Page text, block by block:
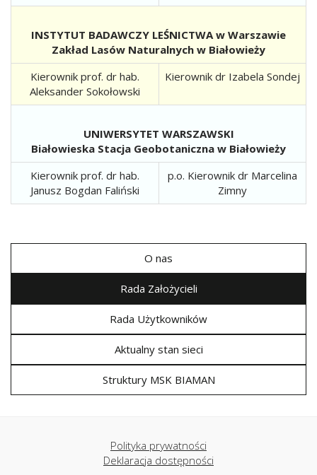
INSTYTUT BADAWCZY LEŚNICTWA w Warszawie
Zakład Lasów Naturalnych w Białowieży
Kierownik prof. dr hab.
Aleksander Sokołowski
Kierownik dr Izabela Sondej
UNIWERSYTET WARSZAWSKI
Białowieska Stacja Geobotaniczna w Białowieży
Kierownik prof. dr hab.
Janusz Bogdan Faliński
p.o. Kierownik dr Marcelina
Zimny
O nas
Rada Założycieli
Rada Użytkowników
Aktualny stan sieci
Struktury MSK BIAMAN
Polityka prywatności
Deklaracja dostępności